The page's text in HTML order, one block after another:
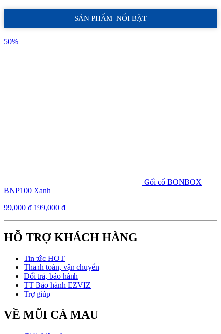
SẢN PHẨM NỔI BẬT
50%
Gối cổ BONBOX
BNP100 Xanh
99,000 ₫ 199,000 ₫
HỖ TRỢ KHÁCH HÀNG
Tin tức HOT
Thanh toán, vận chuyển
Đổi trả, bảo hành
TT Bảo hành EZVIZ
Trợ giúp
VỀ MŨI CÀ MAU